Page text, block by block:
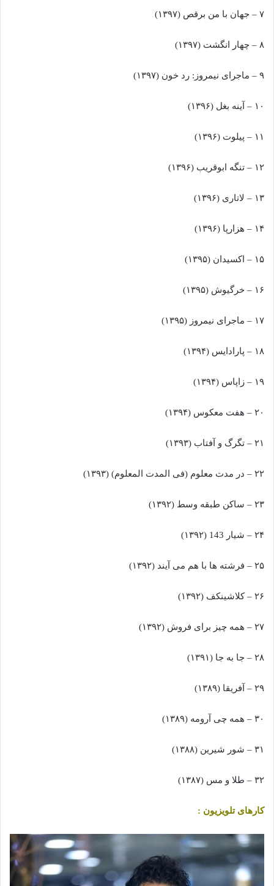
۷ – جهان با من برقص (۱۳۹۷)
۸ – چهار انگشت (۱۳۹۷)
۹ – ماجرای نیمروز: رد خون (۱۳۹۷)
۱۰ – آینه بغل (۱۳۹۶)
۱۱ – پیلوت (۱۳۹۶)
۱۲ – تنگه ابوقریب (۱۳۹۶)
۱۳ – لاتاری (۱۳۹۶)
۱۴ – هزارپا (۱۳۹۶)
۱۵ – اکسیدان (۱۳۹۵)
۱۶ – خرگیوش (۱۳۹۵)
۱۷ – ماجرای نیمروز (۱۳۹۵)
۱۸ – پارادایس (۱۳۹۴)
۱۹ – زاپاس (۱۳۹۴)
۲۰ – هفت معکوس (۱۳۹۴)
۲۱ – تگرگ و آفتاب (۱۳۹۳)
۲۲ – در مدت معلوم (فی المدت المعلوم) (۱۳۹۳)
۲۳ – ساکن طبقه وسط (۱۳۹۲)
۲۴ – شیار 143 (۱۳۹۲)
۲۵ – فرشته ها با هم می آیند (۱۳۹۲)
۲۶ – کلاشینکف (۱۳۹۲)
۲۷ – همه چیز برای فروش (۱۳۹۲)
۲۸ – جا به جا (۱۳۹۱)
۲۹ – آفریقا (۱۳۸۹)
۳۰ – همه چی آرومه (۱۳۸۹)
۳۱ – شور شیرین (۱۳۸۸)
۳۲ – طلا و مس (۱۳۸۷)
کارهای تلویزیون :